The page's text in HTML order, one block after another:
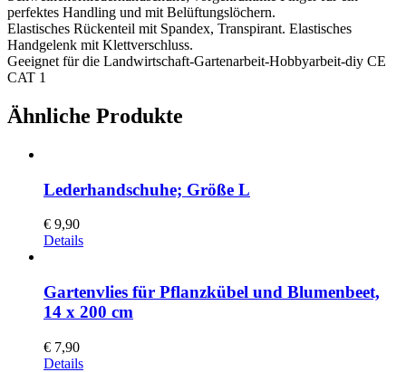
perfektes Handling und mit Belüftungslöchern.
Elastisches Rückenteil mit Spandex, Transpirant. Elastisches
Handgelenk mit Klettverschluss.
Geeignet für die Landwirtschaft-Gartenarbeit-Hobbyarbeit-diy CE
CAT 1
Ähnliche Produkte
Lederhandschuhe; Größe L
€ 9,90
Details
Gartenvlies für Pflanzkübel und Blumenbeet,
14 x 200 cm
€ 7,90
Details